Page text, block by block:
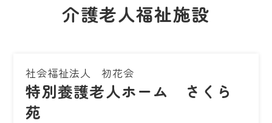
介護老人福祉施設
社会福祉法人 初花会
特別養護老人ホーム さくら
苑